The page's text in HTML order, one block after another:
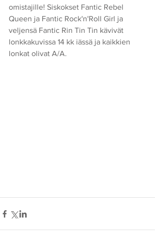
omistajille! Siskokset Fantic Rebel
Queen ja Fantic Rock'n'Roll Girl ja
veljensä Fantic Rin Tin Tin kävivät
lonkkakuvissa 14 kk iässä ja kaikkien
lonkat olivat A/A.